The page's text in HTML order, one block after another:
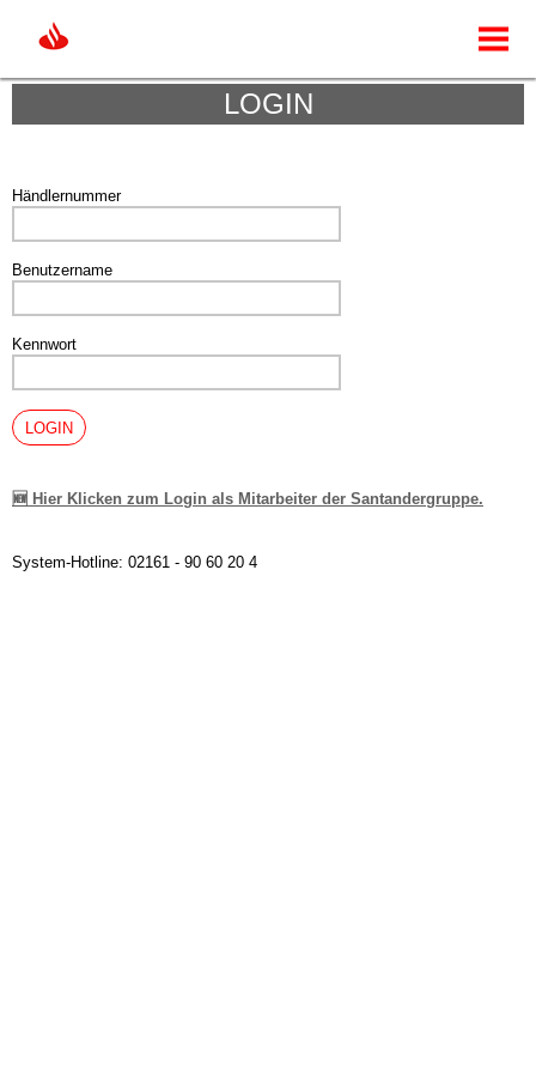
LOGIN
Händlernummer
Benutzername
Kennwort
🆕 Hier Klicken zum Login als Mitarbeiter der Santandergruppe.
System-Hotline: 02161 - 90 60 20 4